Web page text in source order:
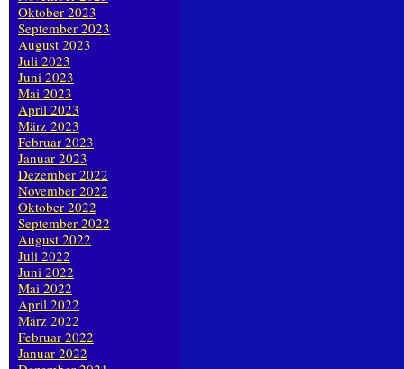
Oktober 2023
September 2023
August 2023
Juli 2023
Juni 2023
Mai 2023
April 2023
März 2023
Februar 2023
Januar 2023
Dezember 2022
November 2022
Oktober 2022
September 2022
August 2022
Juli 2022
Juni 2022
Mai 2022
April 2022
März 2022
Februar 2022
Januar 2022